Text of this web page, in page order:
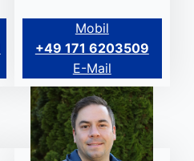
Mobil
+49 171 6203509
E-Mail